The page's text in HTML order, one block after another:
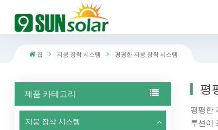
집 지붕 장착 시스템 평평한 지붕 장착 시스템
제품 카테고리
지붕 장착 시스템
평
평평한
루션이